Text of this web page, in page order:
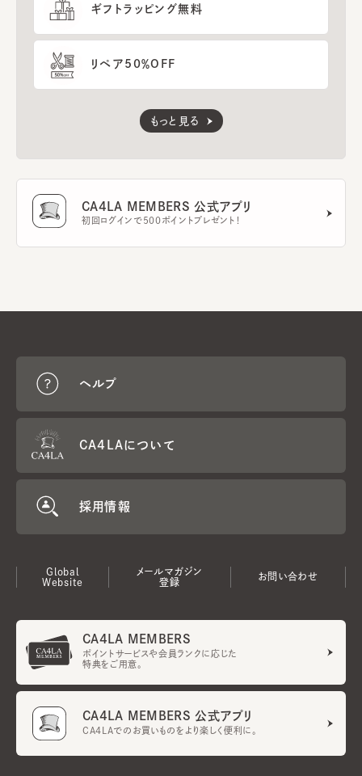
ギフトラッピング無料
リペア50％OFF
もっと見る
CA4LA MEMBERS 公式アプリ
初回ログインで500ポイントプレゼント！
ヘルプ
CA4LAについて
採用情報
Global
Website
メールマガジン
登録
お問い合わせ
CA4LA MEMBERS
ポイントサービスや会員ランクに応じた
特典をご用意。
CA4LA MEMBERS 公式アプリ
CA4LAでのお買いものをより楽しく便利に。